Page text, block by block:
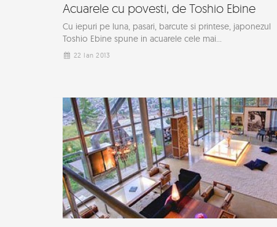
Acuarele cu povesti, de Toshio Ebine
Cu iepuri pe luna, pasari, barcute si printese, japonezul
Toshio Ebine spune in acuarele cele mai...
22 Ian 2013